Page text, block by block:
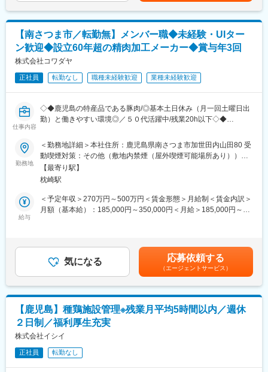
変更の範囲：会社の定める業務
・担当エリア…南薩摩市内の工事がほとんどです。
・出張…薩摩市内の案件のため、日帰りでの工事がほとんどで
す。
＊現場は南さつま市内全域です。（社用車使用／ＭＴ車）
＊パソコンで文字入力ができる方
エクセル等のソフトを用いますが、丁寧にレクチャーしますので
ご安心ください。
■魅力：
・残業10時間程度／ほぼありません。
あり、書類作成等が終わればすぐ帰るようにして頂いておりま
す。
・資格取得は全額会社にて支給しています。
試験を受けるまでの予備校の講習代、受験費用は全額負担。
変更の範囲：会社の定める業務
【南さつま市／転勤無】メンバー職◆未経験・UIター
ン歓迎◆設立60年超の精肉加工メーカー◆賞与年3回
株式会社コワダヤ
正社員 転勤なし 職種未経験歓迎 業種未経験歓迎
仕事内容
◇◆鹿児島の特産品である豚肉/◎基本土日休み（月一回土曜日出
勤）と働きやすい環境◎／５０代活躍中/残業20h以下◇◆
■業務内容：
豚肉処理工場でのライン作業
担当箇所の生産管理・衛生管理
同部署・担当エリアのメンバーとの協同を通じて効率的な製造作
業の実施
■入社後の流れ：
▼詳細：
・生産計画の立案
・従業員の指導や教育 等
■当社について：
・当社は、1963年鹿児島県南さつま市に設立した歴史と実績を持
つ、精肉加工メーカーです。グループで養豚から加工、出荷まで
行い県内にある有名食肉メーカーへ販売します。
・当社の食肉製造工場は、最先端と畜設備を備えた加世田食肉セ
勤務地
＜勤務地詳細＞本社住所：鹿児島県南さつま市加世田内山田80 受
動喫煙対策：その他（敷地内禁煙（屋外喫煙可能場所あり））変
更の範囲：会社の定める事業所
【最寄り駅】
枕崎駅
給与
＜予定年収＞270万円～500万円＜賃金形態＞月給制＜賃金内訳＞
月額（基本給）：185,000円～350,000円＜月給＞185,000円～
気になる 応募依頼する
（エージェントサービス）
【鹿児島】種鶏施設管理※残業月平均5時間以内／週休
２日制／福利厚生充実
株式会社イシイ
正社員 転勤なし